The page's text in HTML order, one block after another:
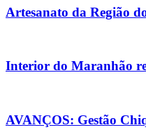
Artesanato da Região
Interior do Maranhão
AVANÇOS: Gestão